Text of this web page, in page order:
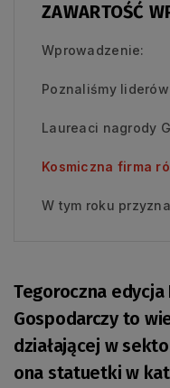
ZAWARTOŚĆ
Wprowadzenie:
Poznaliśmy
Laureaci nagrody
Kosmiczna firma
W tym roku
Tegoroczna
Gospodarczy to
działającej w
ona statuetki w